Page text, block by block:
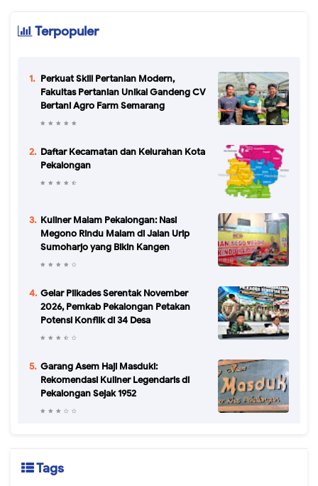
Terpopuler
Perkuat Skill Pertanian Modern,
Fakultas Pertanian Unikal Gandeng CV
Bertani Agro Farm Semarang
Daftar Kecamatan dan Kelurahan Kota
Pekalongan
Kuliner Malam Pekalongan: Nasi
Megono Rindu Malam di Jalan Urip
Sumoharjo yang Bikin Kangen
Gelar Pilkades Serentak November
2026, Pemkab Pekalongan Petakan
Potensi Konflik di 34 Desa
Garang Asem Haji Masduki:
Rekomendasi Kuliner Legendaris di
Pekalongan Sejak 1952
Tags